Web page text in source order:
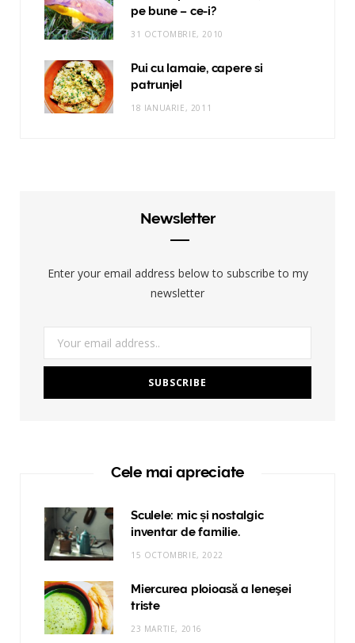
pe bune – ce-i?
31 OCTOMBRIE, 2010
Pui cu lamaie, capere si
patrunjel
18 IANUARIE, 2011
Newsletter
Enter your email address below to subscribe to my
newsletter
Cele mai apreciate
Sculele: mic și nostalgic
inventar de familie.
15 OCTOMBRIE, 2022
Miercurea ploioasă a leneşei
triste
23 MARTIE, 2016